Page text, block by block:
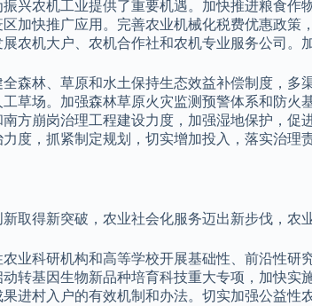
兴农机工业提供了重要机遇。加快推进粮食
加快推广应用。完善农业机械化税费优惠政
农机大户、农机合作社和农机专业服务公司。
森林、草原和水土保持生态效益补偿制度，
草场。加强森林草原火灾监测预警体系和防
方崩岗治理工程建设力度，加强湿地保护，
度，抓紧制定规划，切实增加投入，落实治理
得新突破，农业社会化服务迈出新步伐，农
业科研机构和高等学校开展基础性、前沿性
转基因生物新品种培育科技重大专项，加快
进村入户的有效机制和办法。切实加强公益